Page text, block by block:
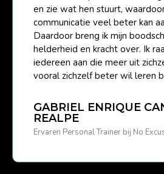
en zie wat hen stuurt,
communicatie veel beter kan
Daardoor breng ik mijn
helderheid en kracht over. Ik
iedereen aan die meer uit
vooral zichzelf beter wil leren
GABRIEL ENRIQUE
REALPE
Ervaren Personal Trainer bij No